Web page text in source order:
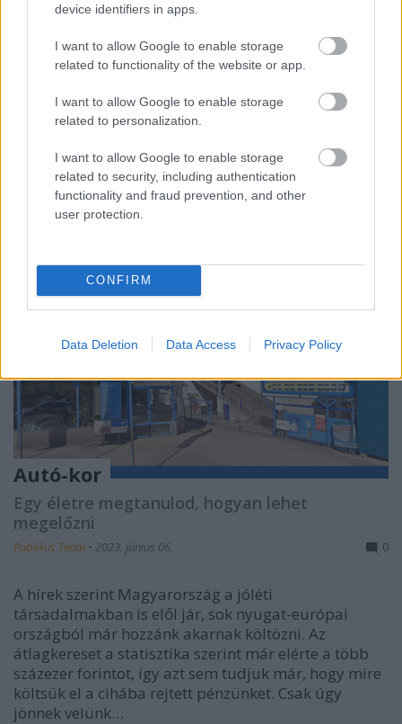
device identifiers in apps.
I want to allow Google to enable storage
related to functionality of the website or app.
I want to allow Google to enable storage
related to personalization.
I want to allow Google to enable storage
related to security, including authentication
functionality and fraud prevention, and other
user protection.
CONFIRM
Data Deletion Data Access Privacy Policy
A használtautó vásárlás egy orosz rulett, hiszen a
vevő a rendelkezésére álló információk és
dokumentációk ellenére első ránézésre nem tudja
megállapítani főleg a rejtett hibákat, fogalma sincs,
hogy volt-e törve a kocsi és milyen nem várt
költségek jöhetnek elő. Az olcsó, de jó minőségű
használt…
Autó-kor
Egy életre megtanulod, hogyan lehet
megelőzni
Publikus Team • 2023. június 06. 0
A hírek szerint Magyarország a jóléti
társadalmakban is elől jár, sok nyugat-európai
országból már hozzánk akarnak költözni. Az
átlagkereset a statisztika szerint már elérte a több
százezer forintot, így azt sem tudjuk már, hogy mire
költsük el a cihába rejtett pénzünket. Csak úgy
jönnek velünk…